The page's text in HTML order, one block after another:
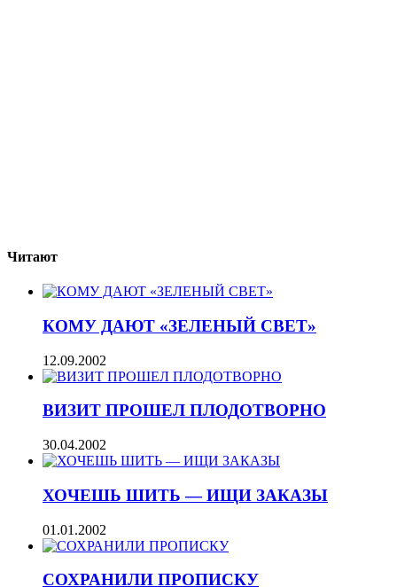
Читают
КОМУ ДАЮТ «ЗЕЛЕНЫЙ СВЕТ»
12.09.2002
ВИЗИТ ПРОШЕЛ ПЛОДОТВОРНО
30.04.2002
ХОЧЕШЬ ШИТЬ — ИЩИ ЗАКАЗЫ
01.01.2002
СОХРАНИЛИ ПРОПИСКУ